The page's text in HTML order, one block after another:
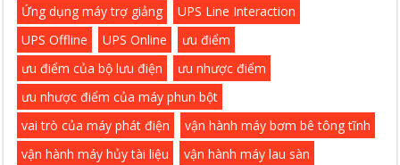
Ứng dụng máy trợ giảng
UPS Line Interaction
UPS Offline
UPS Online
ưu điểm
ưu điểm của bộ lưu điện
ưu nhược điểm
ưu nhược điểm của máy phun bột
vai trò của máy phát điện
vận hành máy bơm bê tông tĩnh
vận hành máy hủy tài liệu
vận hành máy lau sàn